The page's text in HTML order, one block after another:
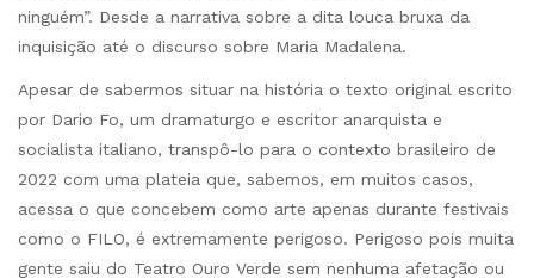
ninguém”. Desde a narrativa sobre a dita louca bruxa da
inquisição até o discurso sobre Maria Madalena.
Apesar de sabermos situar na história o texto original escrito
por Dario Fo, um dramaturgo e escritor anarquista e
socialista italiano, transpô-lo para o contexto brasileiro de
2022 com uma plateia que, sabemos, em muitos casos,
acessa o que concebem como arte apenas durante festivais
como o FILO, é extremamente perigoso. Perigoso pois muita
gente saiu do Teatro Ouro Verde sem nenhuma afetação ou